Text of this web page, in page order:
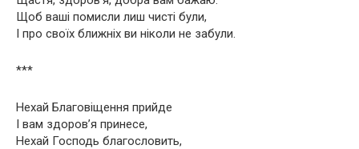
Щоб ваші помисли лиш чисті були,
І про своїх ближніх ви ніколи не забули.
***
Нехай Благовіщення прийде
І вам здоров’я принесе,
Нехай Господь благословить,